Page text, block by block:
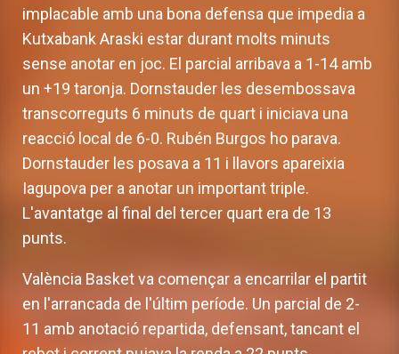
implacable amb una bona defensa que impedia a
Kutxabank Araski estar durant molts minuts
sense anotar en joc. El parcial arribava a 1-14 amb
un +19 taronja. Dornstauder les desembossava
transcorreguts 6 minuts de quart i iniciava una
reacció local de 6-0. Rubén Burgos ho parava.
Dornstauder les posava a 11 i llavors apareixia
Iagupova per a anotar un important triple.
L'avantatge al final del tercer quart era de 13
punts.
València Basket va començar a encarrilar el partit
en l'arrancada de l'últim període. Un parcial de 2-
11 amb anotació repartida, defensant, tancant el